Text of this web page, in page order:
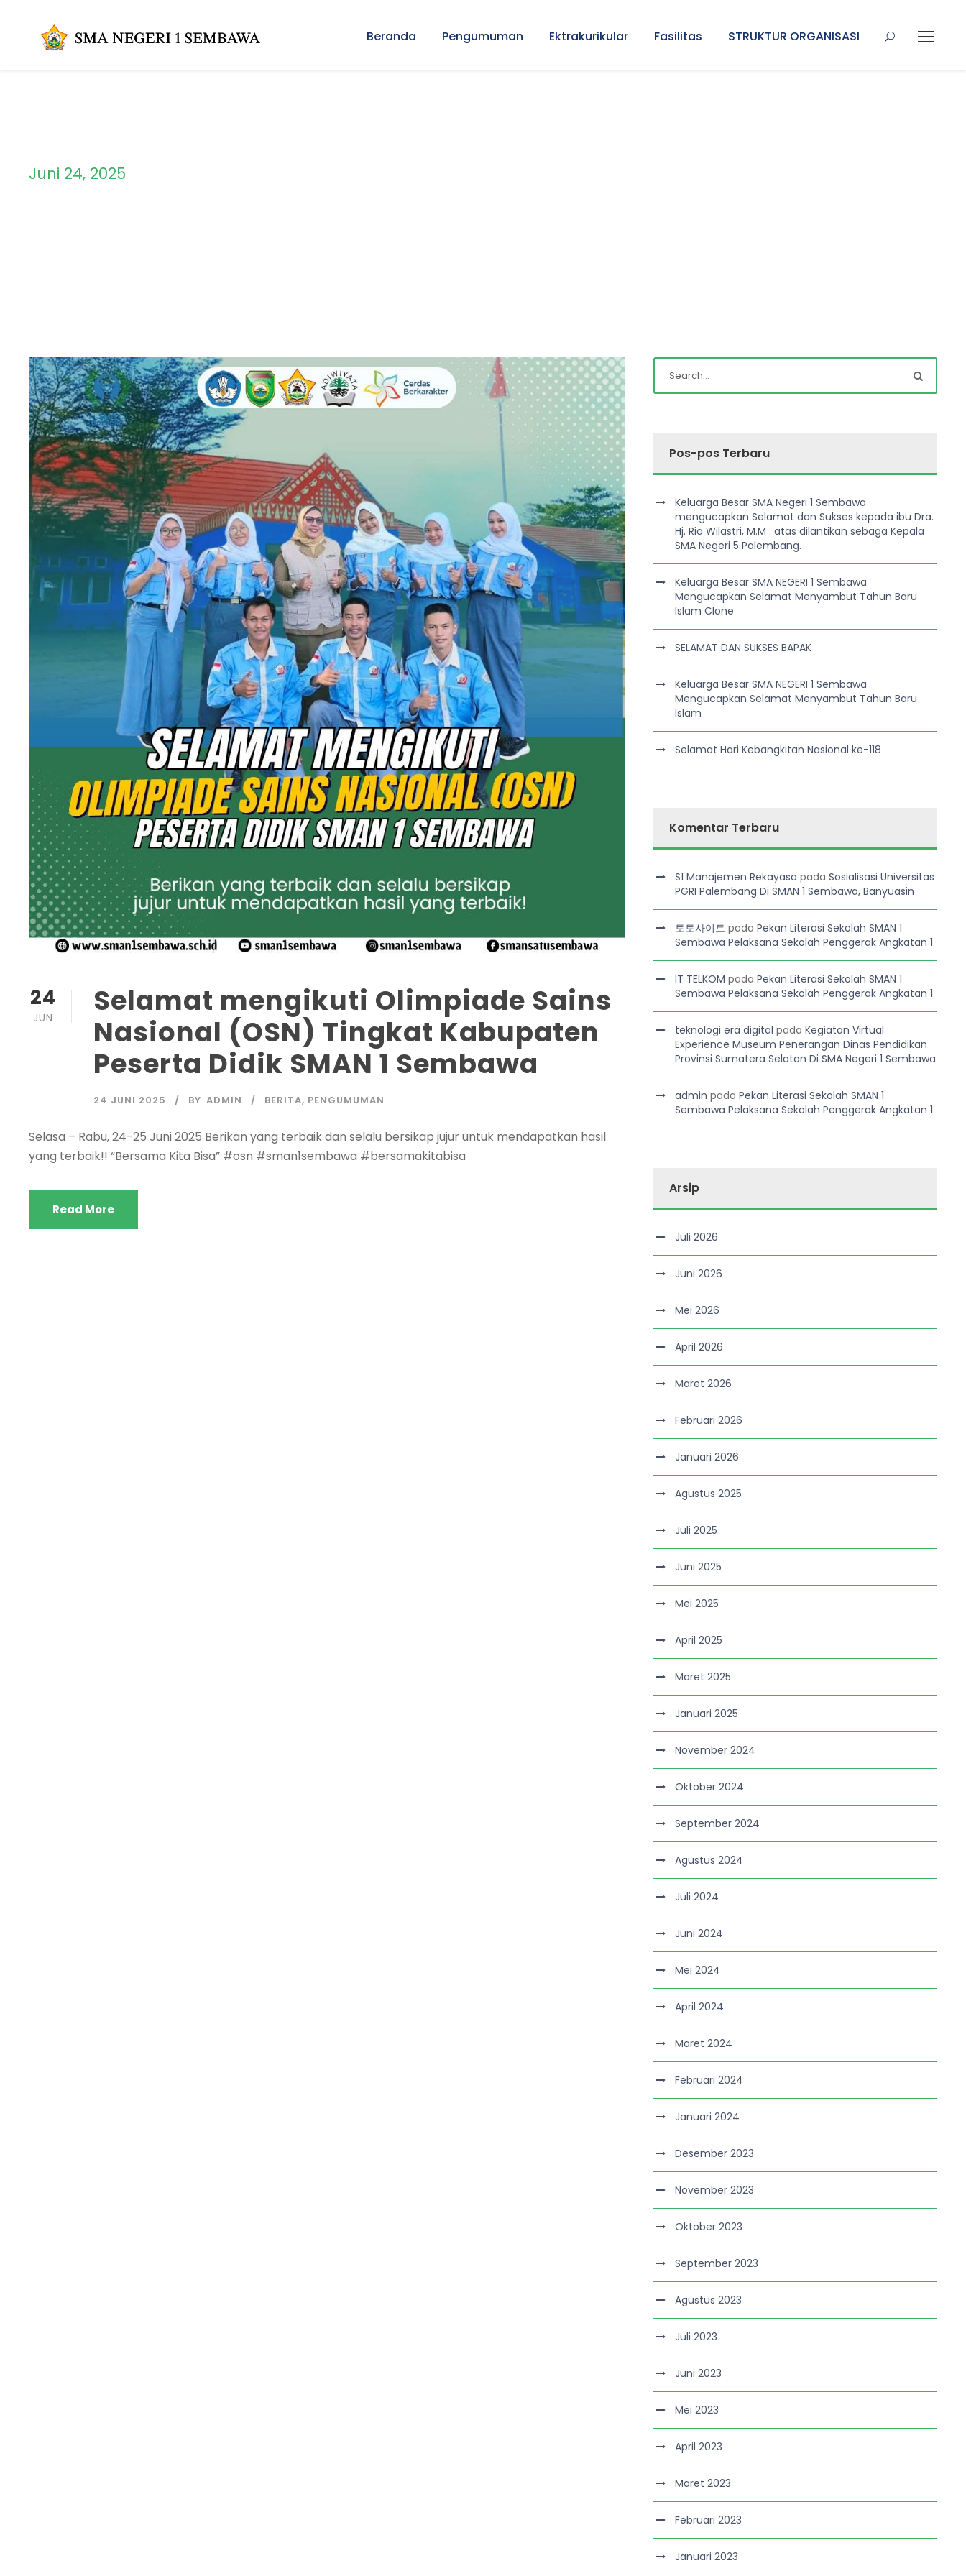
Beranda Pengumuman Ektrakurikular Fasilitas STRUKTUR ORGANISASI
Juni 24, 2025
24
JUN
Selamat mengikuti Olimpiade Sains
Nasional (OSN) Tingkat Kabupaten
Peserta Didik SMAN 1 Sembawa
24 JUNI 2025 BY ADMIN BERITA, PENGUMUMAN
Selasa – Rabu, 24-25 Juni 2025 Berikan yang terbaik dan selalu bersikap jujur untuk mendapatkan hasil
yang terbaik!! “Bersama Kita Bisa” #osn #sman1sembawa #bersamakitabisa
Read More
Pos-pos Terbaru
Keluarga Besar SMA Negeri 1 Sembawa
mengucapkan Selamat dan Sukses kepada ibu Dra.
Hj. Ria Wilastri, M.M . atas dilantikan sebaga Kepala
SMA Negeri 5 Palembang.
Keluarga Besar SMA NEGERI 1 Sembawa
Mengucapkan Selamat Menyambut Tahun Baru
Islam Clone
SELAMAT DAN SUKSES BAPAK
Keluarga Besar SMA NEGERI 1 Sembawa
Mengucapkan Selamat Menyambut Tahun Baru
Islam
Selamat Hari Kebangkitan Nasional ke-118
Komentar Terbaru
S1 Manajemen Rekayasa padaSosialisasi Universitas
PGRI Palembang Di SMAN 1 Sembawa, Banyuasin
토토사이트 padaPekan Literasi Sekolah SMAN 1
Sembawa Pelaksana Sekolah Penggerak Angkatan 1
IT TELKOM padaPekan Literasi Sekolah SMAN 1
Sembawa Pelaksana Sekolah Penggerak Angkatan 1
teknologi era digital padaKegiatan Virtual
Experience Museum Penerangan Dinas Pendidikan
Provinsi Sumatera Selatan Di SMA Negeri 1 Sembawa
admin padaPekan Literasi Sekolah SMAN 1
Sembawa Pelaksana Sekolah Penggerak Angkatan 1
Arsip
Juli 2026
Juni 2026
Mei 2026
April 2026
Maret 2026
Februari 2026
Januari 2026
Agustus 2025
Juli 2025
Juni 2025
Mei 2025
April 2025
Maret 2025
Januari 2025
November 2024
Oktober 2024
September 2024
Agustus 2024
Juli 2024
Juni 2024
Mei 2024
April 2024
Maret 2024
Februari 2024
Januari 2024
Desember 2023
November 2023
Oktober 2023
September 2023
Agustus 2023
Juli 2023
Juni 2023
Mei 2023
April 2023
Maret 2023
Februari 2023
Januari 2023